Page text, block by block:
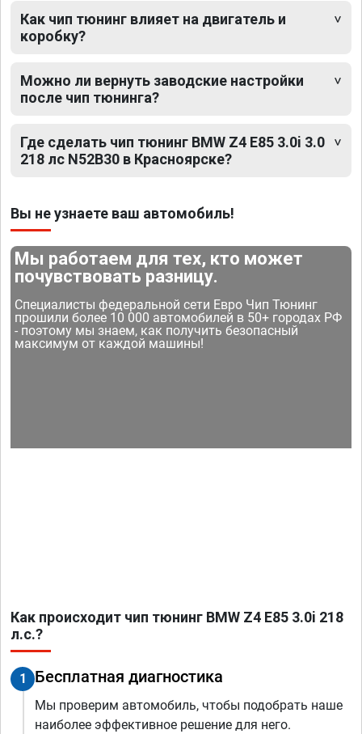
Как чип тюнинг влияет на двигатель и
коробку?
Можно ли вернуть заводские настройки
после чип тюнинга?
Где сделать чип тюнинг BMW Z4 E85 3.0i 3.0
218 лс N52B30 в Красноярске?
Вы не узнаете ваш автомобиль!
Мы работаем для тех, кто может
почувствовать разницу.
Специалисты федеральной сети Евро Чип Тюнинг
прошили более 10 000 автомобилей в 50+ городах РФ
- поэтому мы знаем, как получить безопасный
максимум от каждой машины!
Как происходит чип тюнинг BMW Z4 E85 3.0i 218
л.с.?
1 Бесплатная диагностика
Мы проверим автомобиль, чтобы подобрать наше
наиболее эффективное решение для него.